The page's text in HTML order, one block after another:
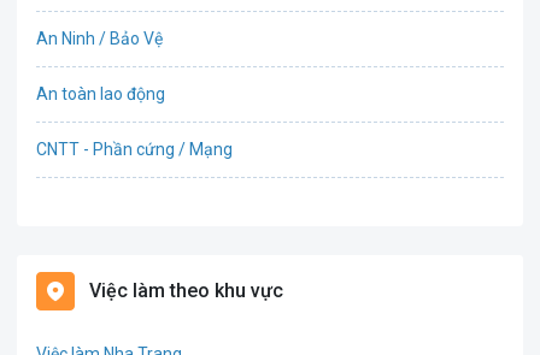
An Ninh / Bảo Vệ
An toàn lao động
CNTT - Phần cứng / Mạng
Bất động sản
Việc làm theo khu vực